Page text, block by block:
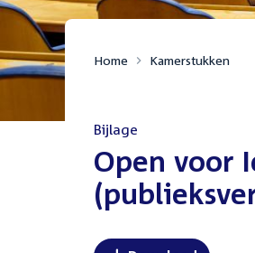
Home Kamerstukken
Bijlage
:Open voor